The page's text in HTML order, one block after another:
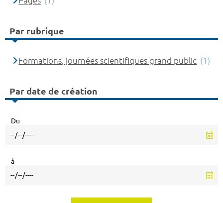
Par rubrique
Formations, journées scientifiques grand public (1)
Par date de création
Du
à